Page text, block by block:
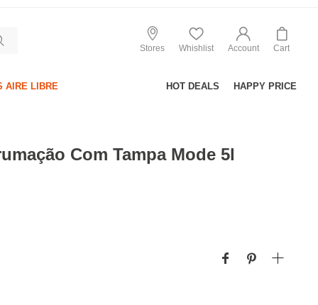
Stores Whishlist Account Cart
AIRE LIBRE HOT DEALS HAPPY PRICE
Com Tampa Mode 5l